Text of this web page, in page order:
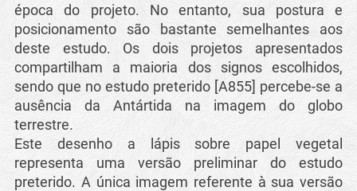
época do projeto. No entanto, sua postura e
posicionamento são bastante semelhantes aos
deste estudo. Os dois projetos apresentados
compartilham a maioria dos signos escolhidos,
sendo que no estudo preterido [A855] percebe-se a
ausência da Antártida na imagem do globo
terrestre.
Este desenho a lápis sobre papel vegetal
representa uma versão preliminar do estudo
preterido. A única imagem referente à sua versão